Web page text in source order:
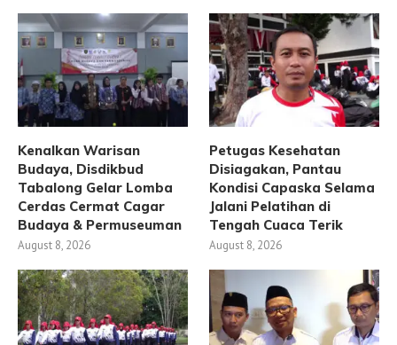
Kenalkan Warisan
Budaya, Disdikbud
Tabalong Gelar Lomba
Cerdas Cermat Cagar
Budaya & Permuseuman
August 8, 2026
Petugas Kesehatan
Disiagakan, Pantau
Kondisi Capaska Selama
Jalani Pelatihan di
Tengah Cuaca Terik
August 8, 2026